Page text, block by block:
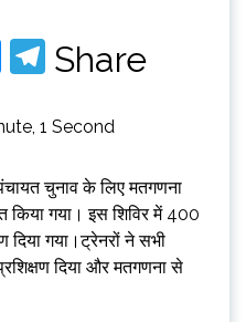
Messenger
Telegram
Share
1 Second
चुनाव के लिए मतगणना
किया गया। इस शिविर में 400
दिया गया।ट्रेनरों ने सभी
दिया और मतगणना से